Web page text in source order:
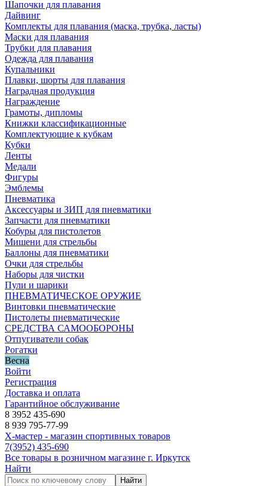
Шапочки для плавания
Дайвинг
Комплекты для плавания (маска, трубка, ласты)
Маски для плавания
Трубки для плавания
Одежда для плавания
Купальники
Плавки, шорты для плавания
Наградная продукция
Награждение
Грамоты, дипломы
Книжки классификационные
Комплектующие к кубкам
Кубки
Ленты
Медали
Фигуры
Эмблемы
Пневматика
Аксессуары и ЗИП для пневматики
Запчасти для пневматики
Кобуры для пистолетов
Мишени для стрельбы
Баллоны для пневматики
Очки для стрельбы
Наборы для чистки
Пули и шарики
ПНЕВМАТИЧЕСКОЕ ОРУЖИЕ
Винтовки пневматические
Пистолеты пневматические
СРЕДСТВА САМООБОРОНЫ
Отпугиватели собак
Рогатки
Весна
Войти
Регистрация
Доставка и оплата
Гарантийное обслуживание
8 3952 435-690
8 939 795-77-99
Х-мастер - магазин спортивных товаров
7(3952) 435-690
Все товары в розничном магазине г. Иркутск
Найти
Найти